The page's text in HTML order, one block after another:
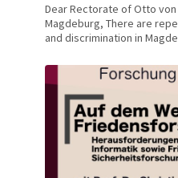
Dear Rectorate of Otto
Magdeburg, There are
and discrimination in